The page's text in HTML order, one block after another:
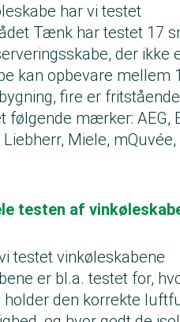
har vi testet
Tænk har testet 17
der
kan opbevare mellem
fire er
følgende mærker: AEG,
Miele,
testen af
testet vinkøleskabene
er bl.a. testet for,
holder den korrekte